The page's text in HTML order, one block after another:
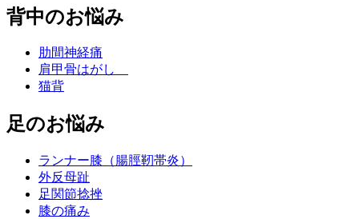
背中のお悩み
肋間神経痛
肩甲骨はがし
猫背
足のお悩み
ランナー膝（腸脛靭帯炎）
外反母趾
足関節捻挫
膝の痛み